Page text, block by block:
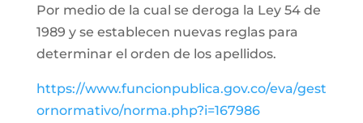
Por medio de la cual se deroga la Ley 54 de
1989 y se establecen nuevas reglas para
determinar el orden de los apellidos.
https://www.funcionpublica.gov.co/eva/gest
ornormativo/norma.php?i=167986